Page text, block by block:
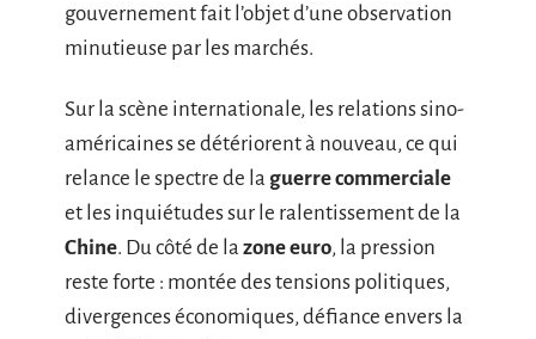
gouvernement fait l’objet d’une observation
minutieuse par les marchés.
Sur la scène internationale, les relations sino-
américaines se détériorent à nouveau, ce qui
relance le spectre de la guerre commerciale
et les inquiétudes sur le ralentissement de la
Chine. Du côté de la zone euro, la pression
reste forte : montée des tensions politiques,
divergences économiques, défiance envers la